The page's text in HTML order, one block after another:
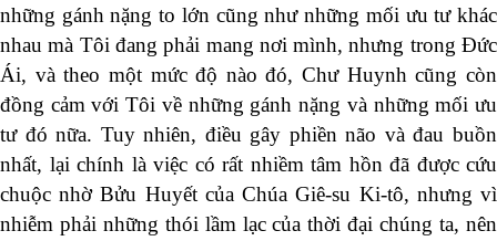
những gánh nặng to lớn cũng như những mối ưu tư khác
nhau mà Tôi đang phải mang nơi mình, nhưng trong Đức
Ái, và theo một mức độ nào đó, Chư Huynh cũng còn
đồng cảm với Tôi về những gánh nặng và những mối ưu
tư đó nữa. Tuy nhiên, điều gây phiền não và đau buồn
nhất, lại chính là việc có rất nhiềm tâm hồn đã được cứu
chuộc nhờ Bửu Huyết của Chúa Giê-su Ki-tô, nhưng vì
nhiễm phải những thói lầm lạc của thời đại chúng ta, nên